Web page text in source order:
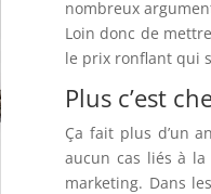
nombreux
Loin donc de
le prix ronflant qui
Plus c’est
Ça fait plus d’un
aucun cas liés à
marketing. Dans